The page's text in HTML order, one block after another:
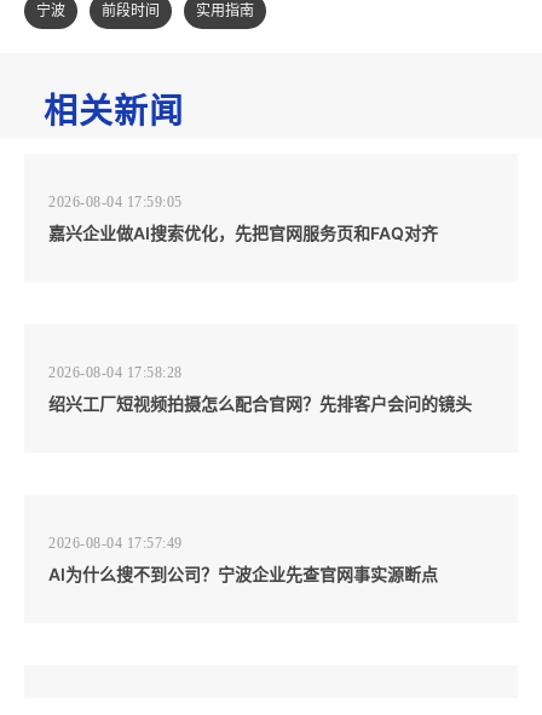
宁波
前段时间 实用指南
相关新闻
2026-08-04 17:59:05
嘉兴企业做AI搜索优化，先把官网服务页和FAQ对齐
2026-08-04 17:58:28
绍兴工厂短视频拍摄怎么配合官网？先排客户会问的镜头
2026-08-04 17:57:49
AI为什么搜不到公司？宁波企业先查官网事实源断点